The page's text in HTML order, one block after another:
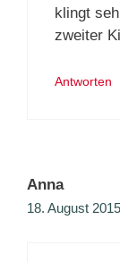
klingt
zweiter
Antworten
Anna
18. August